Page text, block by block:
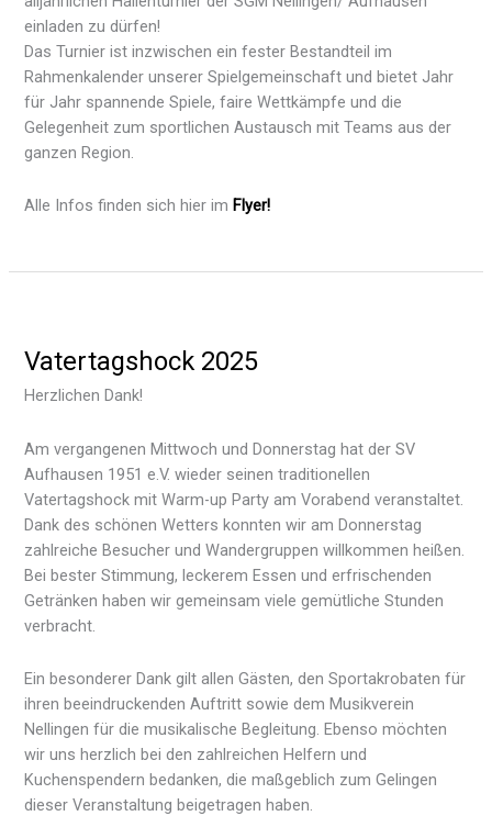
einladen zu dürfen!
Das Turnier ist inzwischen ein fester Bestandteil im
Rahmenkalender unserer Spielgemeinschaft und bietet Jahr
für Jahr spannende Spiele, faire Wettkämpfe und die
Gelegenheit zum sportlichen Austausch mit Teams aus der
ganzen Region.
Alle Infos finden sich hier imFlyer!
Vatertagshock 2025
Herzlichen Dank!
Am vergangenen Mittwoch und Donnerstag hat der SV
Aufhausen 1951 e.V. wieder seinen traditionellen
Vatertagshock mit Warm-up Party am Vorabend veranstaltet.
Dank des schönen Wetters konnten wir am Donnerstag
zahlreiche Besucher und Wandergruppen willkommen heißen.
Bei bester Stimmung, leckerem Essen und erfrischenden
Getränken haben wir gemeinsam viele gemütliche Stunden
verbracht.
Ein besonderer Dank gilt allen Gästen, den Sportakrobaten für
ihren beeindruckenden Auftritt sowie dem Musikverein
Nellingen für die musikalische Begleitung. Ebenso möchten
wir uns herzlich bei den zahlreichen Helfern und
Kuchenspendern bedanken, die maßgeblich zum Gelingen
dieser Veranstaltung beigetragen haben.